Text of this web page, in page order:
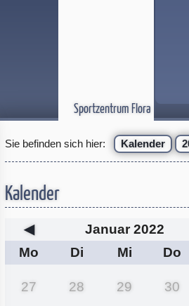
Sportzentrum Flora
Sie befinden sich hier: Kalender
Kalender
◀ Januar 2022
Mo
Di Mi Do
27 28 29 30